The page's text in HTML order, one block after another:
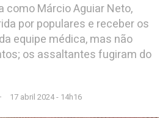
como Márcio Aguiar Neto,
por populares e receber os
equipe médica, mas não
os assaltantes fugiram do
17 abril 2024 - 14h16